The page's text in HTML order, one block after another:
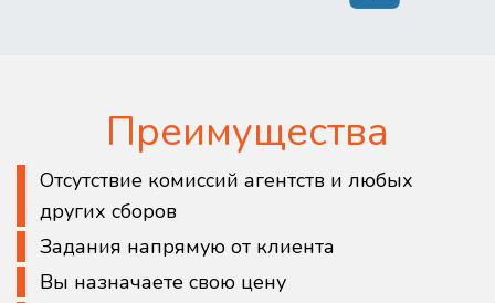
Преимущества
Отсутствие комиссий агентств и любых
других сборов
Задания напрямую от клиента
Вы назначаете свою цену